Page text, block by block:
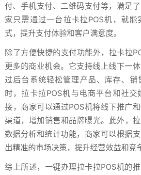
付、手机支付、二维码支付等，满足
家只需通过一台拉卡拉POS机，就
式，提升支付体验和客户满意度。
除了方便快捷的支付功能外，拉卡拉
更多的商业机会。它支持线上线下一
过后台系统轻松管理产品、库存、销
时，拉卡拉POS机与电商平台和社
接，商家可以通过POS机将线下推广
渠道，增加销售和品牌曝光。此外，
数据分析和统计功能，商家可以根据
出精准的市场决策，提升经营效益和竞
综上所述，一键办理拉卡拉POS机的